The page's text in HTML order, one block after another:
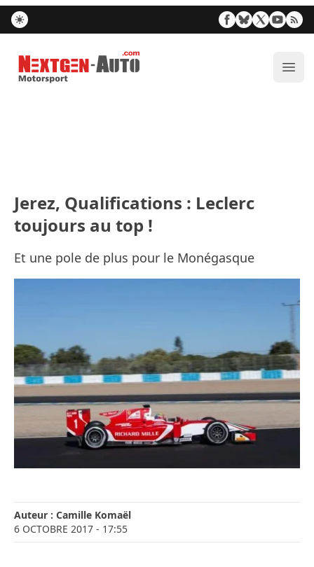
Nextgen-Auto.com
Jerez, Qualifications : Leclerc
toujours au top !
Et une pole de plus pour le Monégasque
Auteur : Camille Komaël
6 OCTOBRE 2017 - 17:55